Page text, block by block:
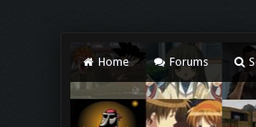
Home Forums